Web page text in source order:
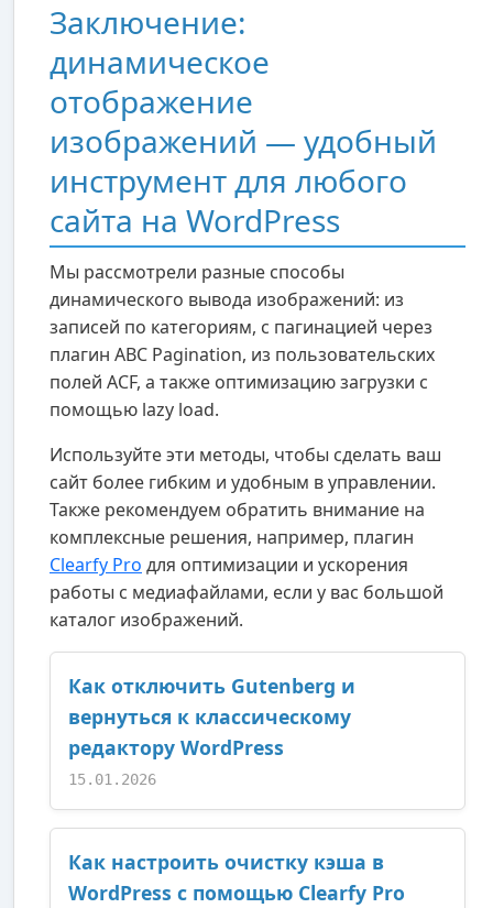
Заключение:
динамическое
отображение
изображений — удобный
инструмент для любого
сайта на WordPress
Мы рассмотрели разные способы
динамического вывода изображений: из
записей по категориям, с пагинацией через
плагин ABC Pagination, из пользовательских
полей ACF, а также оптимизацию загрузки с
помощью lazy load.
Используйте эти методы, чтобы сделать ваш
сайт более гибким и удобным в управлении.
Также рекомендуем обратить внимание на
комплексные решения, например, плагин
Clearfy Pro для оптимизации и ускорения
работы с медиафайлами, если у вас большой
каталог изображений.
Как отключить Gutenberg и
вернуться к классическому
редактору WordPress
15.01.2026
Как настроить очистку кэша в
WordPress с помощью Clearfy Pro